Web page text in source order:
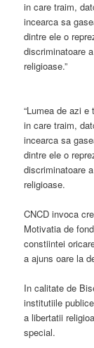
in care traim,
incearca sa
dintre ele o
discriminatoare
religioase.”
“Lumea de azi
in care traim,
incearca sa
dintre ele o
discriminatoare
religioase.
CNCD invoca
Motivatia de
constiintei
a ajuns oare la
In calitate de
institutiile
a libertatii
special.